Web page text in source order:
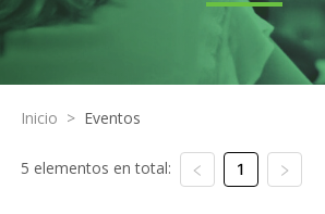
Inicio > Eventos
5 elementos en total: 1